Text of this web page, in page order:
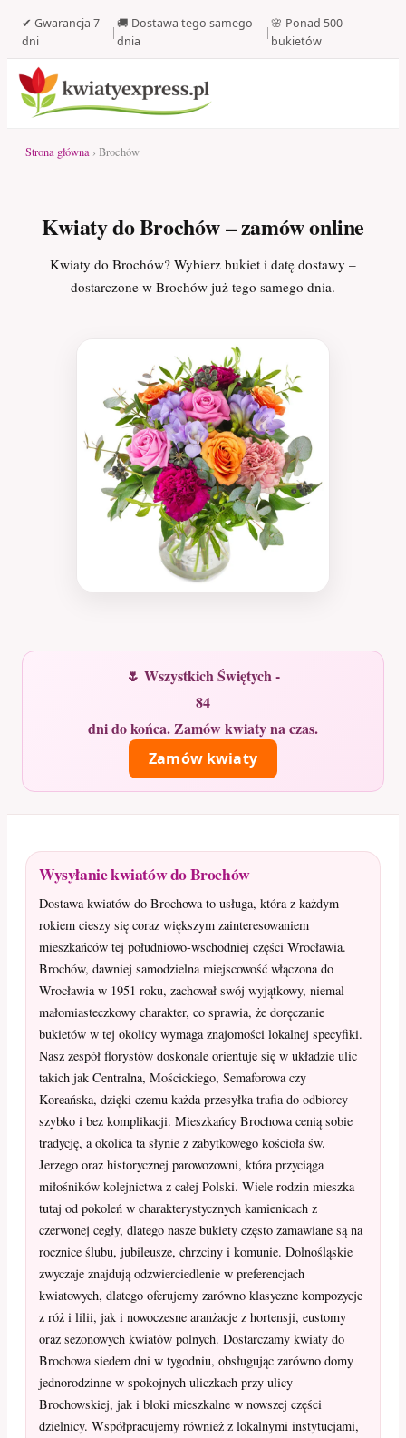
✔ Gwarancja 7
dni
|
🚚 Dostawa tego samego
dnia
|
🌸 Ponad 500
bukietów
Strona główna › Brochów
Kwiaty do Brochów – zamów online
Kwiaty do Brochów? Wybierz bukiet i datę dostawy –
dostarczone w Brochów już tego samego dnia.
🌷 Wszystkich Świętych -
84
dni do końca. Zamów kwiaty na czas.
Zamów kwiaty
Wysyłanie kwiatów do Brochów
Dostawa kwiatów do Brochowa to usługa, która z każdym
rokiem cieszy się coraz większym zainteresowaniem
mieszkańców tej południowo-wschodniej części Wrocławia.
Brochów, dawniej samodzielna miejscowość włączona do
Wrocławia w 1951 roku, zachował swój wyjątkowy, niemal
małomiasteczkowy charakter, co sprawia, że doręczanie
bukietów w tej okolicy wymaga znajomości lokalnej specyfiki.
Nasz zespół florystów doskonale orientuje się w układzie ulic
takich jak Centralna, Mościckiego, Semaforowa czy
Koreańska, dzięki czemu każda przesyłka trafia do odbiorcy
szybko i bez komplikacji. Mieszkańcy Brochowa cenią sobie
tradycję, a okolica ta słynie z zabytkowego kościoła św.
Jerzego oraz historycznej parowozowni, która przyciąga
miłośników kolejnictwa z całej Polski. Wiele rodzin mieszka
tutaj od pokoleń w charakterystycznych kamienicach z
czerwonej cegły, dlatego nasze bukiety często zamawiane są na
rocznice ślubu, jubileusze, chrzciny i komunie. Dolnośląskie
zwyczaje znajdują odzwierciedlenie w preferencjach
kwiatowych, dlatego oferujemy zarówno klasyczne kompozycje
z róż i lilii, jak i nowoczesne aranżacje z hortensji, eustomy
oraz sezonowych kwiatów polnych. Dostarczamy kwiaty do
Brochowa siedem dni w tygodniu, obsługując zarówno domy
jednorodzinne w spokojnych uliczkach przy ulicy
Brochowskiej, jak i bloki mieszkalne w nowszej części
dzielnicy. Współpracujemy również z lokalnymi instytucjami,